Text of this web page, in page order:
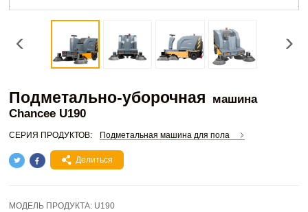
Подметально-уборочная
машина
Chancee U190
СЕРИЯ ПРОДУКТОВ: Подметальная машина для пола
Делиться
МОДЕЛЬ ПРОДУКТА: U190